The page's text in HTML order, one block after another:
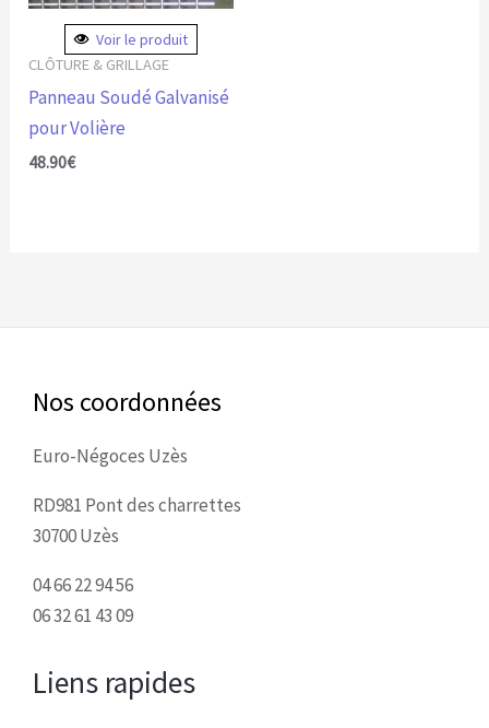
Voir le produit
CLÔTURE & GRILLAGE
Panneau Soudé Galvanisé
pour Volière
48.90€
Nos coordonnées
Euro-Négoces Uzès
RD981 Pont des charrettes
30700 Uzès
04 66 22 94 56
06 32 61 43 09
Liens rapides